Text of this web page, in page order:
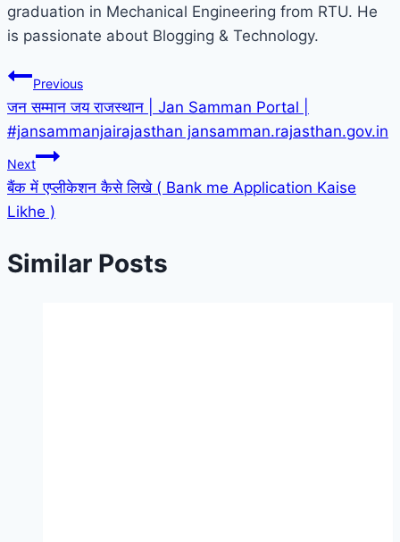
graduation in Mechanical Engineering from RTU. He
is passionate about Blogging & Technology.
Post
navigation
Previous
जन सम्मान जय राजस्थान | Jan Samman Portal |
#jansammanjairajasthan jansamman.rajasthan.gov.in
Next
बैंक में एप्लीकेशन कैसे लिखे ( Bank me Application Kaise
Likhe )
Similar Posts